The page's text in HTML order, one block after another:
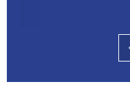
En savoir plus